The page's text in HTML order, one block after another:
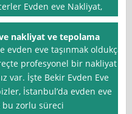
Evden eve Nakliyat,
nakliyat ve tepolama
eve taşınmak oldukça
profesyonel bir nakliyat
var. İşte Bekir Evden Eve
İstanbul’da evden eve
zorlu süreci